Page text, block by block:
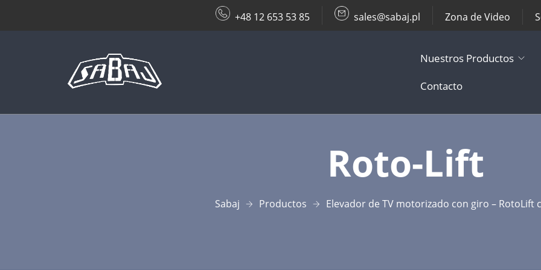
+48 12 653 53 85 sales@sabaj.pl Zona de Video
Nuestros Productos
Contacto
Roto-Lift​
Sabaj Productos Elevador de TV motorizado con giro – RotoLift